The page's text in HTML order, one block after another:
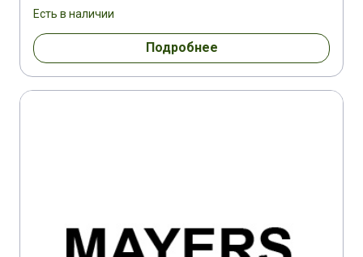
Есть в наличии
Подробнее